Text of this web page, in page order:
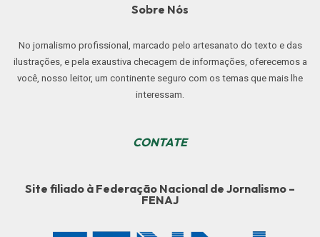
Sobre Nós
No jornalismo profissional, marcado pelo artesanato do texto e das
ilustrações, e pela exaustiva checagem de informações, oferecemos a
você, nosso leitor, um continente seguro com os temas que mais lhe
interessam.
CONTATE
Site filiado à Federação Nacional de Jornalismo –
FENAJ